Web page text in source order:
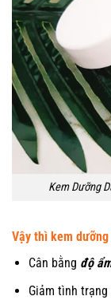
Kem Dưỡng
Vậy thì kem
Cân bằng độ
Giảm tình